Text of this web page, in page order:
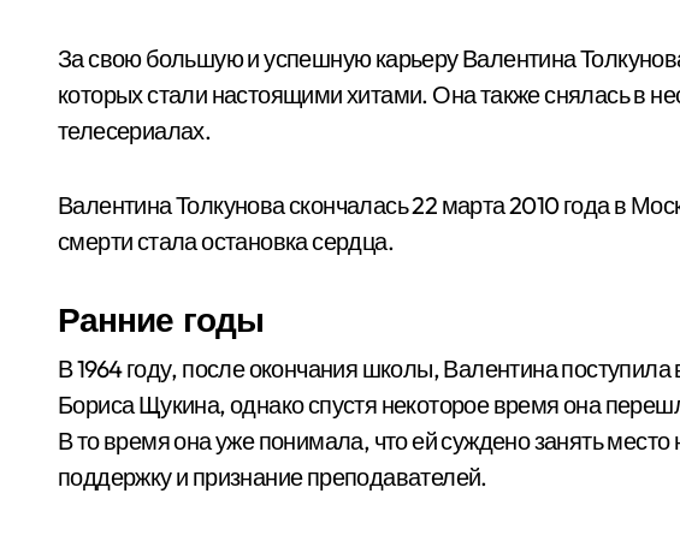
За свою большую и успешную карьеру Валентина
которых стали настоящими хитами. Она также снялась в
телесериалах.
Валентина Толкунова скончалась 22 марта 2010 года в
смерти стала остановка сердца.
Ранние годы
В 1964 году, после окончания школы, Валентина
Бориса Щукина, однако спустя некоторое время она
В то время она уже понимала, что ей суждено занять место
поддержку и признание преподавателей.